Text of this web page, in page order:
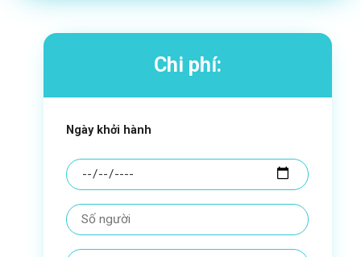
Chi phí:
Ngày khởi hành